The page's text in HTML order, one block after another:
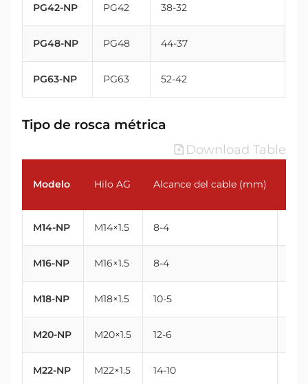
PG42-NP PG42 38-32
PG48-NP PG48 44-37
PG63-NP PG63 52-42
Tipo de rosca métrica
Download Table
Modelo Hilo AG Alcance del cable (mm)
M14-NP M14×1.5 8-4
M16-NP M16×1.5 8-4
M18-NP M18×1.5 10-5
M20-NP M20×1.5 12-6
M22-NP M22×1.5 14-10